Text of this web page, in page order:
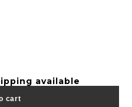
available
cart